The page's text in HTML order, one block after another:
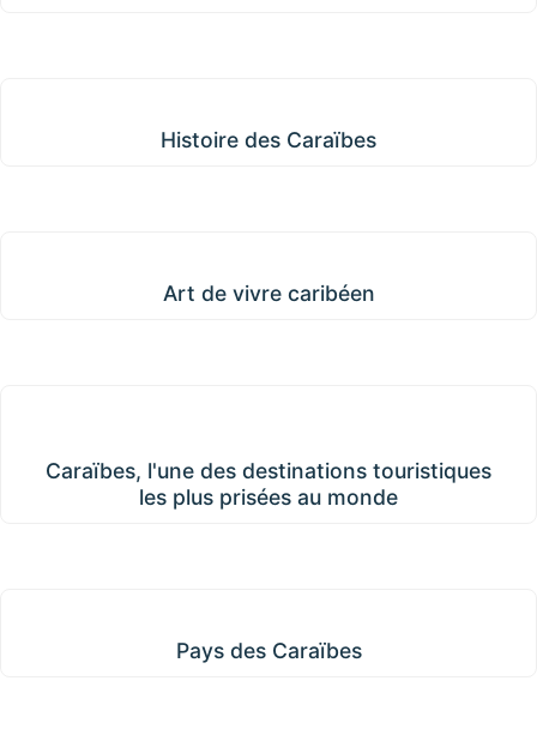
Histoire des Caraïbes
Art de vivre caribéen
Caraïbes, l'une des destinations touristiques
les plus prisées au monde
Pays des Caraïbes